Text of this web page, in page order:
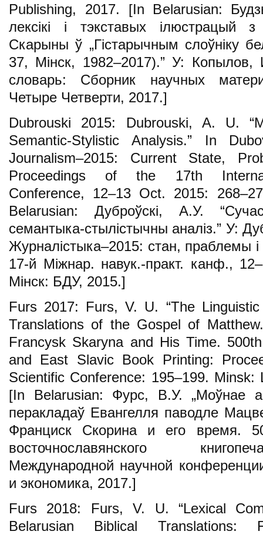
Publishing, 2017. [In Belarusian:
лексікі і тэкставых ілюстрацый
Скарыны ў „Гістарычным слоўніку
37, Мінск, 1982–2017).” У:
словарь: Сборник научных
Четыре Четверти, 2017.]
Dubrouski 2015: Dubrouski, A. U.
Semantic-Stylistic Analysis.” In
Journalism–2015: Current State,
Proceedings of the 17th
Conference, 12–13 Oct. 2015:
Belarusian: Дуброўскі, А.У.
семантыка-стылістычны аналіз.” У:
Журналістыка–2015: стан, праблемы
17-й Міжнар. навук.-практ. канф.,
Мінск: БДУ, 2015.]
Furs 2017: Furs, V. U. “The
Translations of the Gospel of
Francysk Skaryna and His Time.
and East Slavic Book Printing:
Scientific Conference: 195–199.
[In Belarusian: Фурс, В.У. „Моўнае
перакладаў Евангелля паводле
Франциск Скорина и его время.
восточнославянского
Международной научной
и экономика, 2017.]
Furs 2018: Furs, V. U. “Lexical
Belarusian Biblical Translations: